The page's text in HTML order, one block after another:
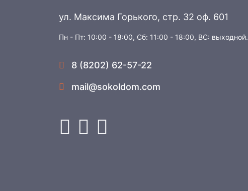
ул. Максима Горького, стр. 32 оф. 601
Пн - Пт: 10:00 - 18:00, Сб: 11:00 - 18:00, ВС: выходной.
8 (8202) 62-57-22
mail@sokoldom.com